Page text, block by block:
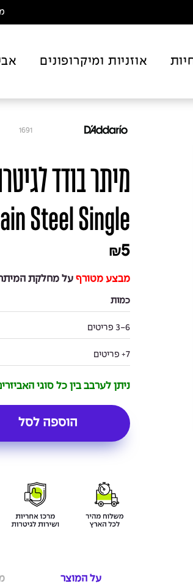
אוזניות ומיקרופונים
1691
Steel Single
₪5
מבצע מטורף על מחלקת
כמות
3-6 פריטים
7+ פריטים
ניתן לערבב בין כל סוגי
הוספה לסל
על המוצר